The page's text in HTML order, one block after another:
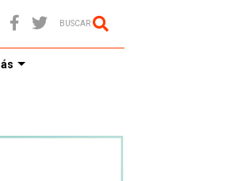
BUSCAR